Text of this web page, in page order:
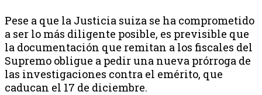
Pese a que la Justicia suiza se ha comprometido
a ser lo más diligente posible, es previsible que
la documentación que remitan a los fiscales del
Supremo obligue a pedir una nueva prórroga de
las investigaciones contra el emérito, que
caducan el 17 de diciembre.